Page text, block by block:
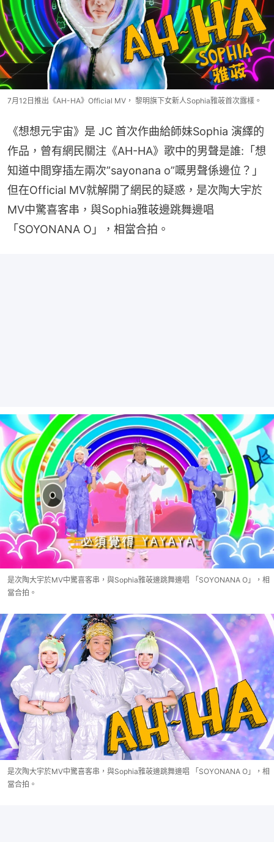
7月12日推出《AH-HA》Official MV， 黎明旗下女新人Sophia雅荍首次露樣。
《想想元宇宙》是 JC 首次作曲給師妹Sophia 演繹的
作品，曾有網民關注《AH-HA》歌中的男聲是誰:「想
知道中間穿插左兩次”sayonana o”嘅男聲係邊位？」
但在Official MV就解開了網民的疑惑，是次陶大宇於
MV中驚喜客串，與Sophia雅荍邊跳舞邊唱
「SOYONANA O」，相當合拍。
是次陶大宇於MV中驚喜客串，與Sophia雅荍邊跳舞邊唱 「SOYONANA O」，相
當合拍。
是次陶大宇於MV中驚喜客串，與Sophia雅荍邊跳舞邊唱 「SOYONANA O」，相
當合拍。